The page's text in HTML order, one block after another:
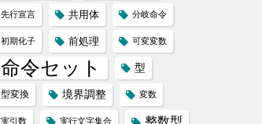
先行宣言 共用体 分岐命令
初期化子 前処理 可変変数
命令セット 型
型変換 境界調整 変数
実引数 実行文字集合 整数型